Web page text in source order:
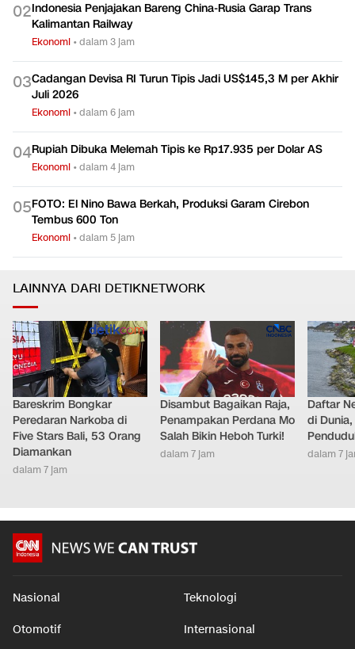
02Indonesia Penjajakan Bareng China-Rusia Garap Trans
Kalimantan Railway
Ekonomi •dalam 3 jam
03Cadangan Devisa RI Turun Tipis Jadi US$145,3 M per Akhir
Juli 2026
Ekonomi •dalam 6 jam
04Rupiah Dibuka Melemah Tipis ke Rp17.935 per Dolar AS
Ekonomi •dalam 4 jam
05FOTO: El Nino Bawa Berkah, Produksi Garam Cirebon
Tembus 600 Ton
Ekonomi •dalam 5 jam
LAINNYA DARI DETIKNETWORK
Bareskrim Bongkar
Peredaran Narkoba di
Five Stars Bali, 53 Orang
Diamankan
dalam 7 jam
Disambut Bagaikan Raja,
Penampakan Perdana Mo
Salah Bikin Heboh Turki!
dalam 7 jam
Daftar
di
dalam 7
Nasional Teknologi
Otomotif Internasional